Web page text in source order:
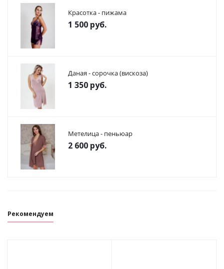
Красотка - пижама
1 500 руб.
Даная - сорочка (вискоза)
1 350 руб.
Метелица - пеньюар
2 600 руб.
Рекомендуем